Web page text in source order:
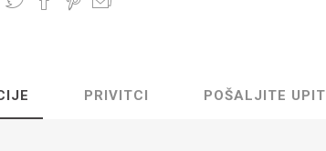
PRIVITCI POŠALJITE UPIT